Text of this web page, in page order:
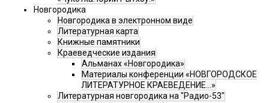
Новгородика
Новгородика в электронном виде
Литературная карта
Книжные памятники
Краеведческие издания
Альманах «Новгородика»
Материалы конференции «НОВГОРОДСКОЕ
ЛИТЕРАТУРНОЕ КРАЕВЕДЕНИЕ...»
Литературная новгородика на "Радио-53"